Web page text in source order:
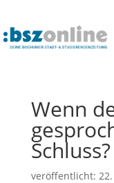
Wenn
Schluss?
veröffentlicht: